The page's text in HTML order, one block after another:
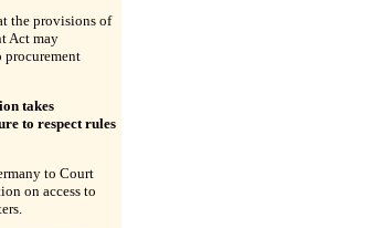
the provisions of
Act may
procurement
takes
to respect rules
to Court
on access to